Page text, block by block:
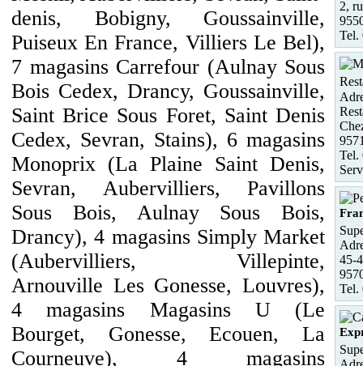
denis, Bobigny, Goussainville,
Puiseux En France, Villiers Le Bel),
7 magasins Carrefour (Aulnay Sous
Bois Cedex, Drancy, Goussainville,
Saint Brice Sous Foret, Saint Denis
Cedex, Sevran, Stains), 6 magasins
Monoprix (La Plaine Saint Denis,
Sevran, Aubervilliers, Pavillons
Sous Bois, Aulnay Sous Bois,
Drancy), 4 magasins Simply Market
(Aubervilliers, Villepinte,
Arnouville Les Gonesse, Louvres),
4 magasins Magasins U (Le
Bourget, Gonesse, Ecouen, La
Courneuve), 4 magasins
2,
Tel.
Tel.
45-
Tel.